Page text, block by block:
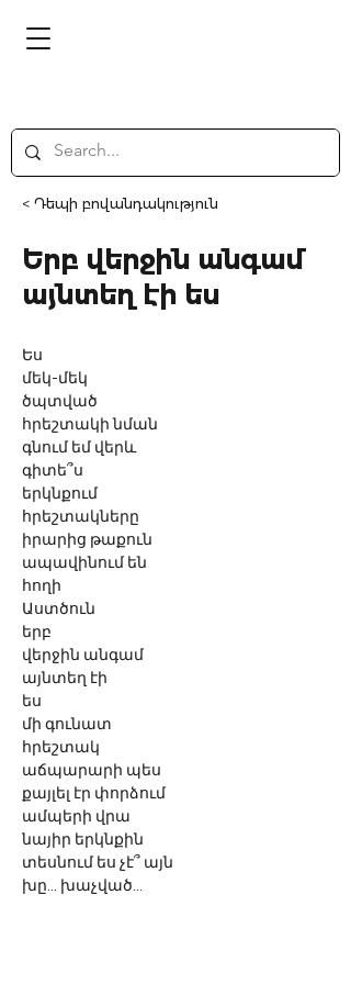
< Դեպի բովանդակություն
Երբ վերջին անգամ
այնտեղ էի ես
Ես
մեկ-մեկ
ծպտված
հրեշտակի նման
գնում եմ վերև
գիտե՞ս
երկնքում
հրեշտակները
իրարից թաքուն
ապավինում են
հողի
Աստծուն
երբ
վերջին անգամ
այնտեղ էի
ես
մի գունատ
հրեշտակ
աճպարարի պես
քայլել էր փորձում
ամպերի վրա
նայիր երկնքին
տեսնում ես չէ՞ այն
խը... խաչված...